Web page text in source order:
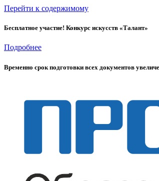
Перейти к содержимому
Бесплатное участие! Конкурс искусств «Талант»
Подробнее
Временно cрок подготовки всех документов